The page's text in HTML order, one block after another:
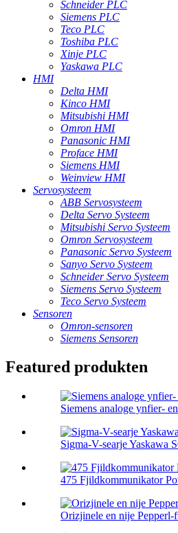
Schneider PLC
Siemens PLC
Teco PLC
Toshiba PLC
Xinje PLC
Yaskawa PLC
HMI
Delta HMI
Kinco HMI
Mitsubishi HMI
Omron HMI
Panasonic HMI
Proface HMI
Siemens HMI
Weinview HMI
Servosysteem
ABB Servosysteem
Delta Servo Systeem
Mitsubishi Servo Systeem
Omron Servosysteem
Panasonic Servo Systeem
Sanyo Servo Systeem
Schneider Servo Systeem
Siemens Servo Systeem
Teco Servo Systeem
Sensoren
Omron-sensoren
Siemens Sensoren
Featured produkten
Siemens analoge ynfier-
Sigma-V-searje
475 Fjildkommunikator
Orizjinele en nije Pepperl-